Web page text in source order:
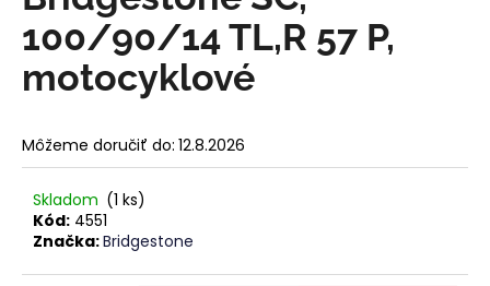
z
hviezdičiek.
100/90/14 TL,R 57 P,
motocyklové
Môžeme doručiť do: 12.8.2026
Skladom (1 ks)
Kód: 4551
Značka:Bridgestone
á
j
s
?